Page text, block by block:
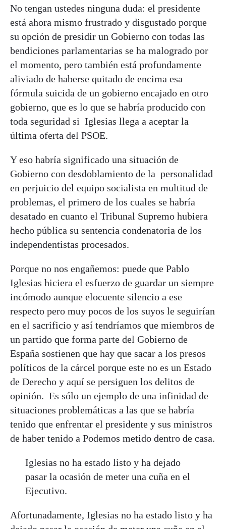
No tengan ustedes ninguna duda: el presidente
está ahora mismo frustrado y disgustado porque
su opción de presidir un Gobierno con todas las
bendiciones parlamentarias se ha malogrado por
el momento, pero también está profundamente
aliviado de haberse quitado de encima esa
fórmula suicida de un gobierno encajado en otro
gobierno, que es lo que se habría producido con
toda seguridad si Iglesias llega a aceptar la
última oferta del PSOE.
Y eso habría significado una situación de
Gobierno con desdoblamiento de la personalidad
en perjuicio del equipo socialista en multitud de
problemas, el primero de los cuales se habría
desatado en cuanto el Tribunal Supremo hubiera
hecho pública su sentencia condenatoria de los
independentistas procesados.
Porque no nos engañemos: puede que Pablo
Iglesias hiciera el esfuerzo de guardar un siempre
incómodo aunque elocuente silencio a ese
respecto pero muy pocos de los suyos le seguirían
en el sacrificio y así tendríamos que miembros de
un partido que forma parte del Gobierno de
España sostienen que hay que sacar a los presos
políticos de la cárcel porque este no es un Estado
de Derecho y aquí se persiguen los delitos de
opinión. Es sólo un ejemplo de una infinidad de
situaciones problemáticas a las que se habría
tenido que enfrentar el presidente y sus ministros
de haber tenido a Podemos metido dentro de casa.
Iglesias no ha estado listo y ha dejado
pasar la ocasión de meter una cuña en el
Ejecutivo.
Afortunadamente, Iglesias no ha estado listo y ha